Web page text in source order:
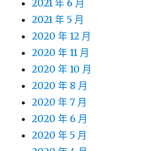
2021 年 6 月
2021 年 5 月
2020 年 12 月
2020 年 11 月
2020 年 10 月
2020 年 8 月
2020 年 7 月
2020 年 6 月
2020 年 5 月